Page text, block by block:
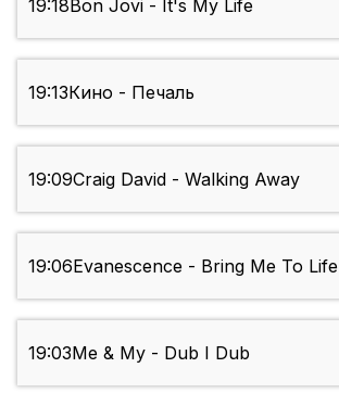
19:18Bon Jovi - It's My Life
19:13Кино - Печаль
19:09Craig David - Walking Away
19:06Evanescence - Bring Me To Life
19:03Me & My - Dub I Dub